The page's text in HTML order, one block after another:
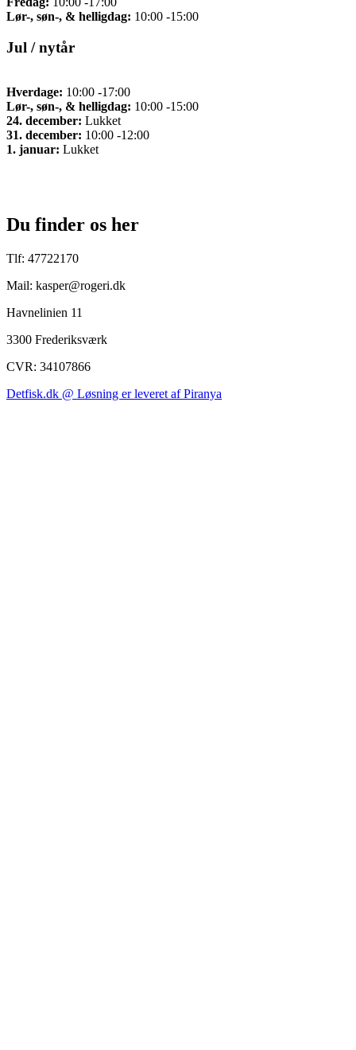
Lør-, søn-, & helligdag: 10:00 -15:00
Jul / nytår
Hverdage: 10:00 -17:00
Lør-, søn-, & helligdag: 10:00 -15:00
24. december: Lukket
31. december: 10:00 -12:00
1. januar: Lukket
Du finder os her
Tlf: 47722170
Mail: kasper@rogeri.dk
Havnelinien 11
3300 Frederiksværk
CVR: 34107866
Detfisk.dk @ Løsning er leveret af Piranya